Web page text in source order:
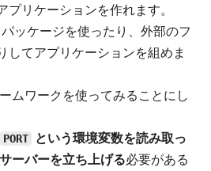
リケーションを作れます。
ッケージを使ったり、外部のフ
してアプリケーションを組めま
ムワークを使ってみることにし
PORT
という環境変数を読み取っ
ーバーを立ち上げる必要がある